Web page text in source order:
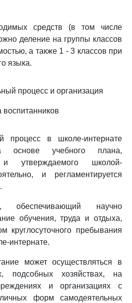
средств (в том числе
деление на группы классов
а также 1 - 3 классов при
языка.
процесс и организация
воспитанников
процесс в школе-интернате
основе учебного плана,
и утверждаемого школой-
и регламентируется
научно
обучения, труда и отдыха,
круглосуточного пребывания
интернате.
может осуществляться в
подсобных хозяйствах, на
и организациях с
форм самодеятельных